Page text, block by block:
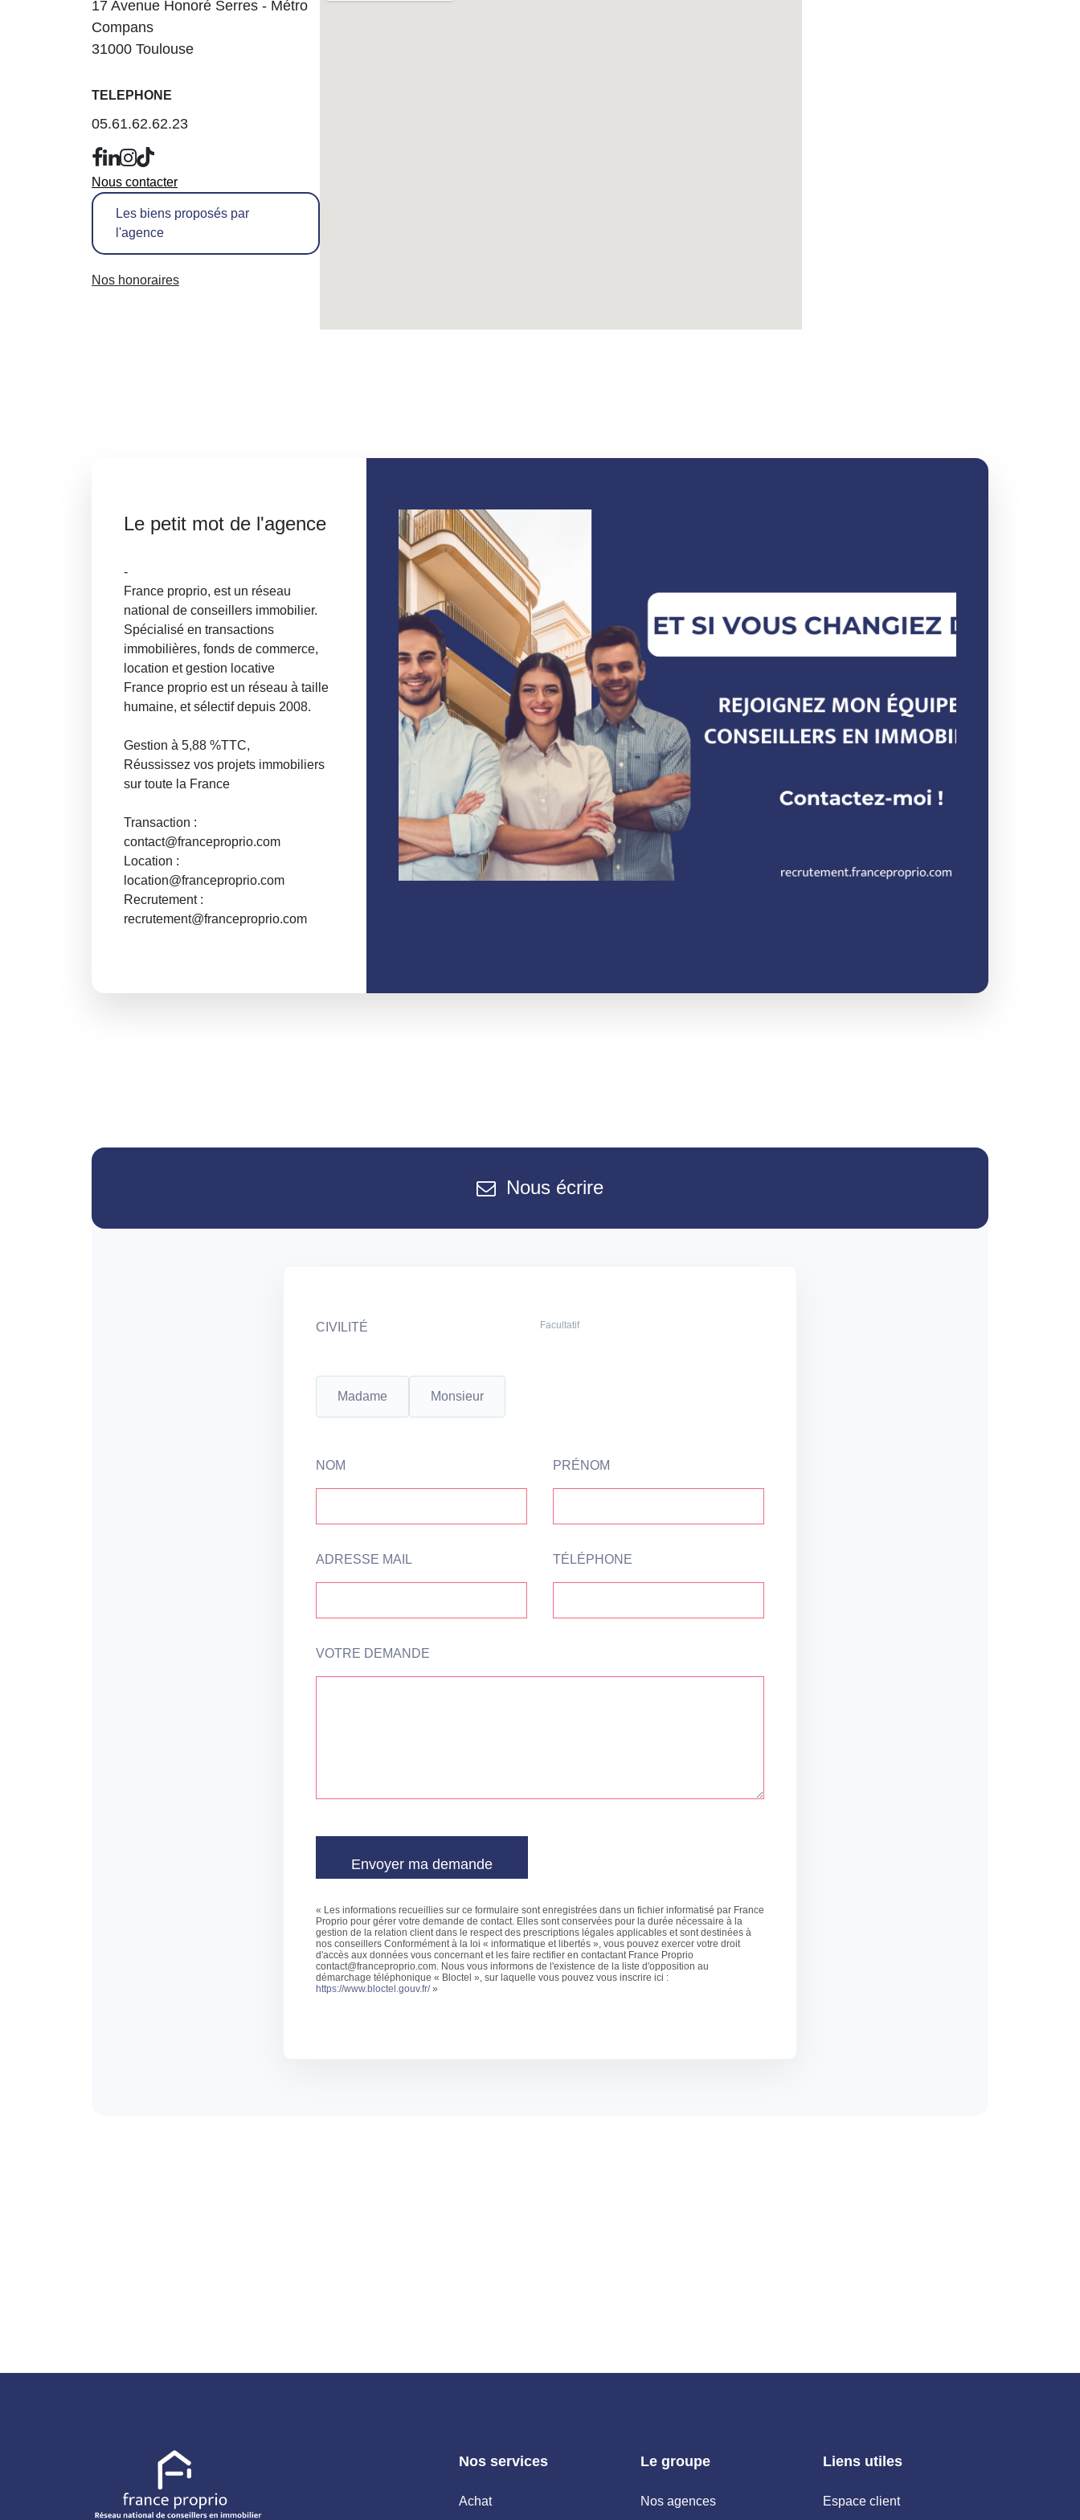
17 Avenue Honoré Serres - Métro
Compans
31000 Toulouse
TELEPHONE
05.61.62.62.23
Nous contacter
Les biens proposés par
l'agence
Nos honoraires
Le petit mot de l'agence
-
France proprio, est un réseau
national de conseillers immobilier.
Spécialisé en transactions
immobilières, fonds de commerce,
location et gestion locative
France proprio est un réseau à taille
humaine, et sélectif depuis 2008.
Gestion à 5,88 %TTC,
Réussissez vos projets immobiliers
sur toute la France
Transaction :
contact@franceproprio.com
Location :
location@franceproprio.com
Recrutement :
recrutement@franceproprio.com
Nous écrire
CIVILITÉ Facultatif
Madame Monsieur
NOM PRÉNOM
ADRESSE MAIL TÉLÉPHONE
VOTRE DEMANDE
« Les informations recueillies sur ce formulaire sont enregistrées dans un fichier informatisé par France
Proprio pour gérer votre demande de contact. Elles sont conservées pour la durée nécessaire à la
gestion de la relation client dans le respect des prescriptions légales applicables et sont destinées à
nos conseillers Conformément à la loi « informatique et libertés », vous pouvez exercer votre droit
d'accès aux données vous concernant et les faire rectifier en contactant France Proprio
contact@franceproprio.com. Nous vous informons de l'existence de la liste d'opposition au
démarchage téléphonique « Bloctel », sur laquelle vous pouvez vous inscrire ici :
https://www.bloctel.gouv.fr/»
Nos services
Achat
Le groupe
Nos agences
Liens utiles
Espace client